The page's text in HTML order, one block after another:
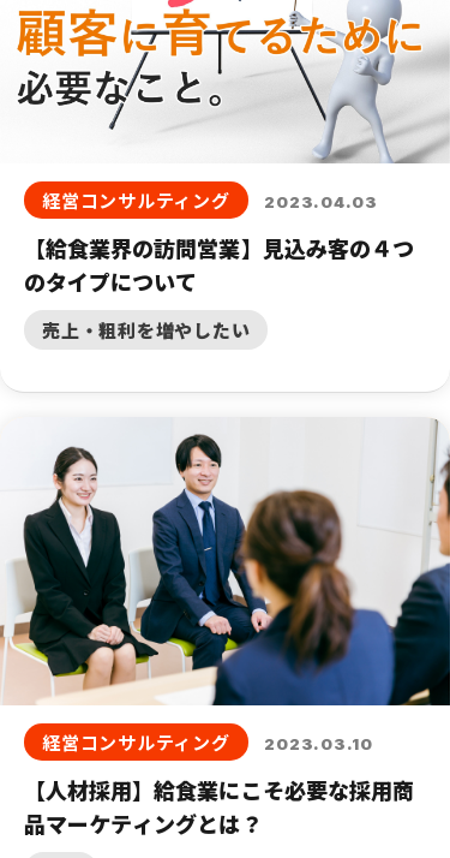
経営コンサルティング 2023.04.03
【給食業界の訪問営業】見込み客の４つ
のタイプについて
売上・粗利を増やしたい
経営コンサルティング 2023.03.10
【人材採用】給食業にこそ必要な採用商
品マーケティングとは？